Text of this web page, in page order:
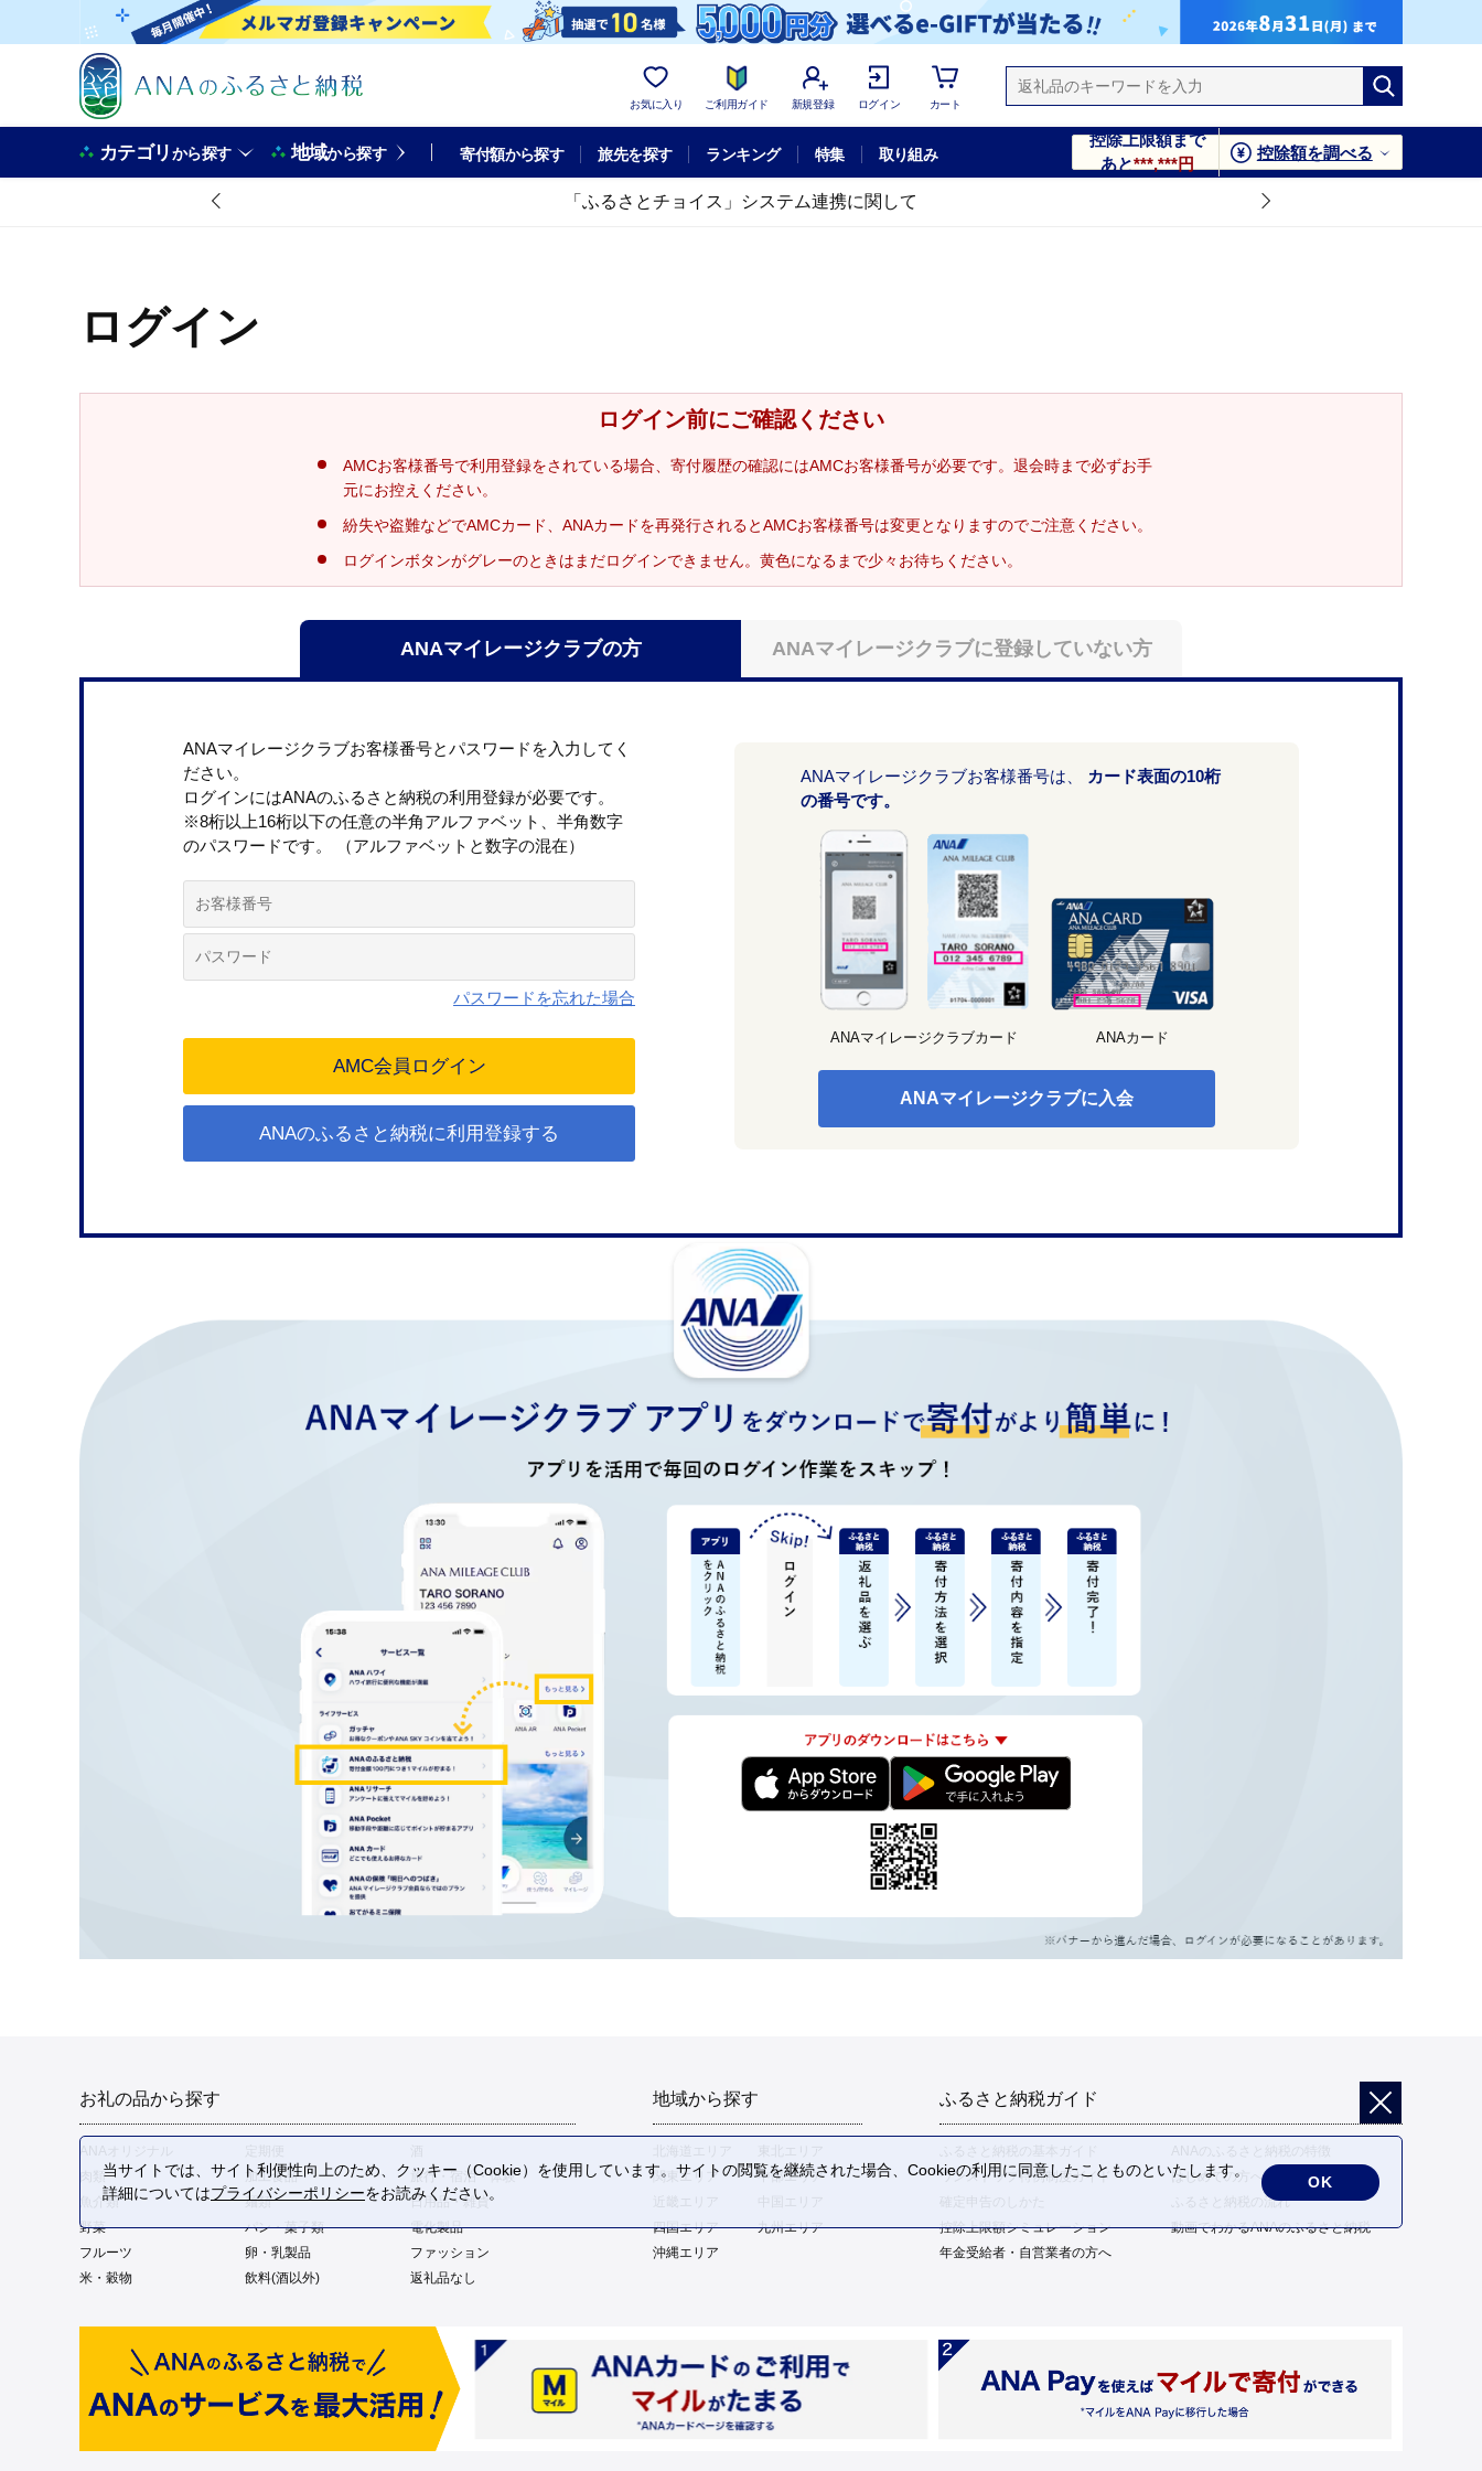
お気に入り ご利用ガイド 新規登録 ログイン カート
カテゴリから探す 地域から探す 寄付額から探す 旅先を探す ランキング 特集 取り組み
控除上限額まで
あと***,***円
控除額を調べる
「ふるさとチョイス」システム連携に関して
ログイン
ログイン前にご確認ください
AMCお客様番号で利用登録をされている場合、寄付履歴の確認にはAMCお客様番号が必要です。退会時まで必ずお手
元にお控えください。
紛失や盗難などでAMCカード、ANAカードを再発行されるとAMCお客様番号は変更となりますのでご注意ください。
ログインボタンがグレーのときはまだログインできません。黄色になるまで少々お待ちください。
ANAマイレージクラブの方 ANAマイレージクラブに登録していない方
ANAマイレージクラブお客様番号とパスワードを入力してく
ださい。
ログインにはANAのふるさと納税の利用登録が必要です。
※8桁以上16桁以下の任意の半角アルファベット、半角数字
のパスワードです。 （アルファベットと数字の混在）
パスワードを忘れた場合
ANAのふるさと納税に利用登録する
ANAマイレージクラブお客様番号は、
カード表面の10桁
の番号です。
ANAマイレージクラブカード ANAカード
ANAマイレージクラブに入会
お礼の品から探す
肉類
加工食品
旅行・宿泊・体験
魚介類
麺類
日用品・雑貨
野菜
パン・菓子類
電化製品
フルーツ
卵・乳製品
ファッション
米・穀物
飲料(酒以外) 返礼品なし
地域から探す
関東エリア
中部エリア
四国エリア
九州エリア
沖縄エリア
ふるさと納税ガイド
ふるさと納税の基本ガイド
ANAのふるさと納税の特徴
ワンストップ特例制度ガイド
はじめての方へ
ふるさと納税の流れ
控除上限額シミュレーション
動画でわかるANAのふるさと納税
年金受給者・自営業者の方へ
当サイトでは、サイト利便性向上のため、クッキー（Cookie）を使用しています。サイトの閲覧を継続された場合、Cookieの利用に同意したことものといたします。
詳細についてはプライバシーポリシーをお読みください。
OK